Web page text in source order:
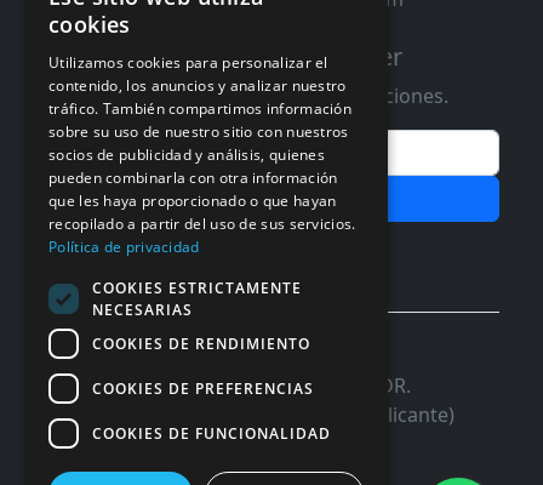
Suscribete a nuestro Newsletter
Te informaremos de ofertas y promociones.
Email
Subscribir
Aceptar Politica de
© 2026 InforSystem Programacion y
Aplicaciones, S.L. CIF: B54337985 | C/DR.
Marañon, 17 Local 5 | 03680 - ASPE (Alicante)
cookies
Utilizamos cookies para personalizar el
contenido, los anuncios y analizar nuestro
tráfico. También compartimos información
sobre su uso de nuestro sitio con nuestros
socios de publicidad y análisis, quienes
pueden combinarla con otra información
que les haya proporcionado o que hayan
recopilado a partir del uso de sus servicios.
Política de privacidad
COOKIES ESTRICTAMENTE
NECESARIAS
COOKIES DE RENDIMIENTO
COOKIES DE PREFERENCIAS
COOKIES DE FUNCIONALIDAD